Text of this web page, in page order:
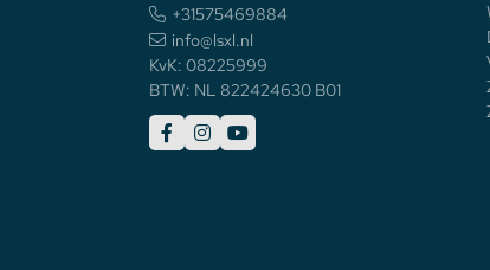
+31575469884
info@lsxl.nl
KvK: 08225999
BTW: NL 822424630 B01